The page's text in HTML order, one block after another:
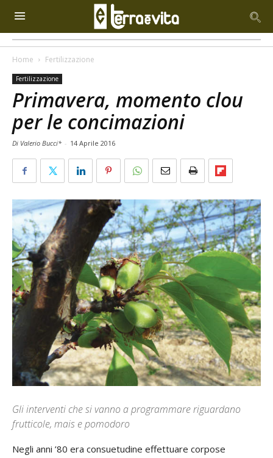
Home Fertilizzazione
Fertilizzazione
Primavera, momento clou
per le concimazioni
Di Valerio Bucci* - 14 Aprile 2016
Gli interventi che si vanno a programmare riguardano
frutticole, mais e pomodoro
Negli anni ’80 era consuetudine effettuare corpose